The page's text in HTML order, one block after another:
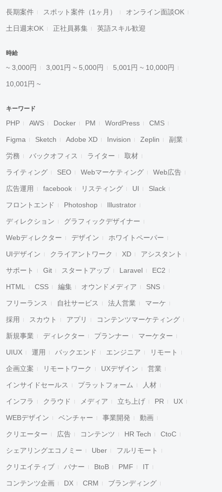
長期案件 スポット案件（1ヶ月） オンライン面談OK
土日週末OK 正社員募集 英語スキル歓迎
時給
~ 3,000円 3,001円 ~ 5,000円 5,001円 ~ 10,000円
10,001円 ~
キーワード
PHP AWS Docker PM WordPress CMS
Figma Sketch Adobe XD Invision Zeplin 副業
労務 バックオフィス ライター 取材
ライティング SEO Webマーケティング Web広告
広告運用 facebook リスティング UI Slack
フロントエンド Photoshop Illustrator
ディレクション グラフィックデザイナー
Webディレクター デザイン ホワイトペーパー
UIデザイン クライアントワーク XD アシスタント
サポート Git スタートアップ Laravel EC2
HTML CSS 編集 オウンドメディア SNS
フリーランス 自社サービス 法人営業 マーケ
採用 スカウト アプリ コンテンツマーケティング
新規事業 ディレクター プランナー マーケター
UIUX 運用 バックエンド エンジニア リモート
企画立案 リモートワーク UXデザイン 営業
インサイドセールス プラットフォーム 人材
インフラ クラウド メディア 立ち上げ PR UX
WEBデザイン ベンチャー 事業開発 動画
クリエーター 広告 コンテンツ HR Tech CtoC
シェアリングエコノミー Uber フルリモート
クリエイティブ バナー BtoB PMF IT
コンテンツ企画 DX CRM ブランディング